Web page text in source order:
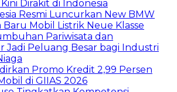
Dirakit di Indonesia
Resmi Luncurkan New BMW
Baru Mobil Listrik Neue Klasse
Pariwisata dan
Jadi Peluang Besar bagi Industri
Promo Kredit 2,99 Persen
di GIIAS 2026